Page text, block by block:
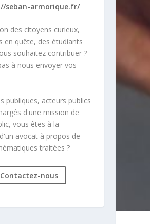
seban-armorique.fr/
des citoyens curieux,
en quête, des étudiants
souhaitez contribuer ?
à nous envoyer vos
publiques, acteurs publics
d'une mission de
vous êtes à la
avocat à propos de
traitées ?
Contactez-nous